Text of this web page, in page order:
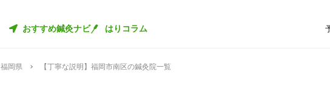
おすすめ鍼灸ナビ はりコラム
福岡県 【丁寧な説明】福岡市南区の鍼灸院一覧